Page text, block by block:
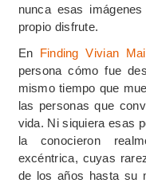
nunca esas
propio disfrute.
En Finding Vivian
persona cómo fue
mismo tiempo que
las personas que
vida. Ni siquiera esas
la conocieron
excéntrica, cuyas
de los años hasta su